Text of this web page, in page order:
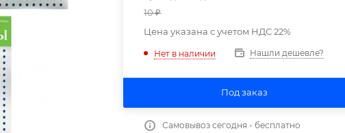
10₽
Цена указана с учетом НДС 22%
Нет в наличии Нашли дешевле?
Под заказ
Самовывоз сегодня - бесплатно